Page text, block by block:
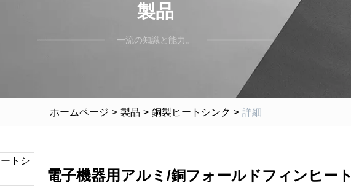
製品
一流の知識と能力。
ホームページ > 製品 > 銅製ヒートシンク > 詳細
電子機器用アルミ/銅フォールドフィンヒート